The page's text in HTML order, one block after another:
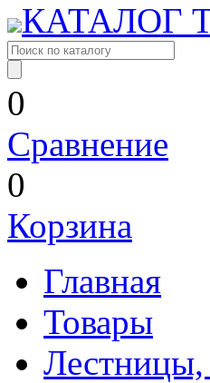
КАТАЛОГ
0
Сравнение
0
Корзина
Главная
Товары
Лестницы,